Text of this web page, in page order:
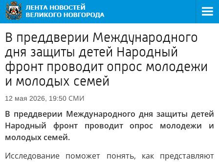
В преддверии Международного
дня защиты детей Народный
фронт проводит опрос молодежи
и молодых семей
12 мая 2026, 19:50 СМИ
В преддверии Международного дня защиты детей
Народный фронт проводит опрос молодежи и
молодых семей.
Исследование поможет понять, как представляют